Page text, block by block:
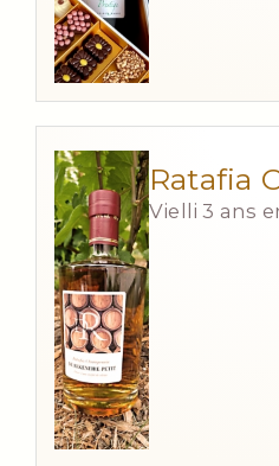
Ratafia
Vielli 3 ans